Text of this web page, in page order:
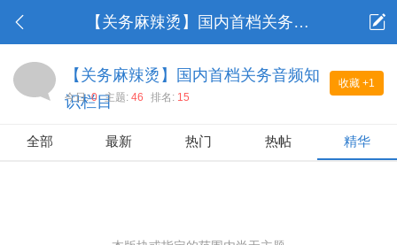
【关务麻辣烫】国内首档关务音频知识栏目
收藏 +1
【关务麻辣烫】国内首档关务音频知
识栏目
今日:0 主题: 46 排名: 15
全部 最新 热门 热帖 精华